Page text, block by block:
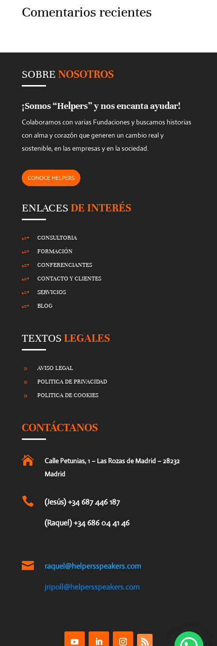
Comentarios recientes
SOBRE NOSOTROS
¡Somos “Helpers” y nos encanta ayudar!
Colaboramos con varias Fundaciones y buscamos historias
con alma y corazón que generen un cambio real y
sostenible, en las empresas y en la sociedad.
CONOCE HELPERS
ENLACES DE INTERÉS
+ CONSULTORIA
+ FORMACIÓN
+ CONFERENCIANTES
+ CONTACTO Y CLIENTES
+ SERVICIOS
+ BLOG
TEXTOS LEGALES
9 AVISO LEGAL
9 POLITICA DE PRIVACIDAD
9 POLITICA DE COOKIES
CONTÁCTANOS

Calle Petunias, 1 – Las Rozas de Madrid – 28232
Madrid
 (Jesús) +34 687 446 187
(Raquel) +34 686 04 41 46
 raquel@helpersspeakers.com
jripoll@helpersspeakers.com